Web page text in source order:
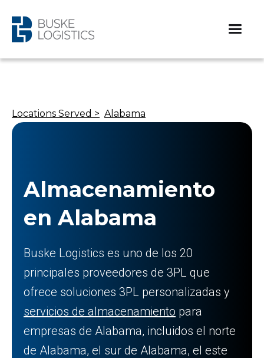
Locations Served > Alabama
Almacenamiento
en Alabama
Buske Logistics es uno de los 20
principales proveedores de 3PL que
ofrece soluciones 3PL personalizadas y
servicios de almacenamiento para
empresas de Alabama, incluidos el norte
de Alabama, el sur de Alabama, el este